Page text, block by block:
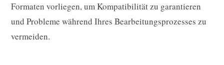
Formaten vorliegen, um Kompatibilität zu garantieren
und Probleme während Ihres Bearbeitungsprozesses zu
vermeiden.